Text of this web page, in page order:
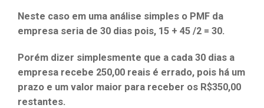
Neste caso em uma análise simples o PMF da
empresa seria de 30 dias pois, 15 + 45 /2 = 30.
Porém dizer simplesmente que a cada 30 dias a
empresa recebe 250,00 reais é errado, pois há um
prazo e um valor maior para receber os R$350,00
restantes.